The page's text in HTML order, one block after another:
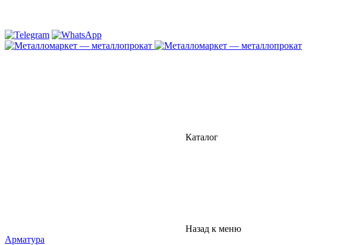
Каталог
Назад к меню
Арматура